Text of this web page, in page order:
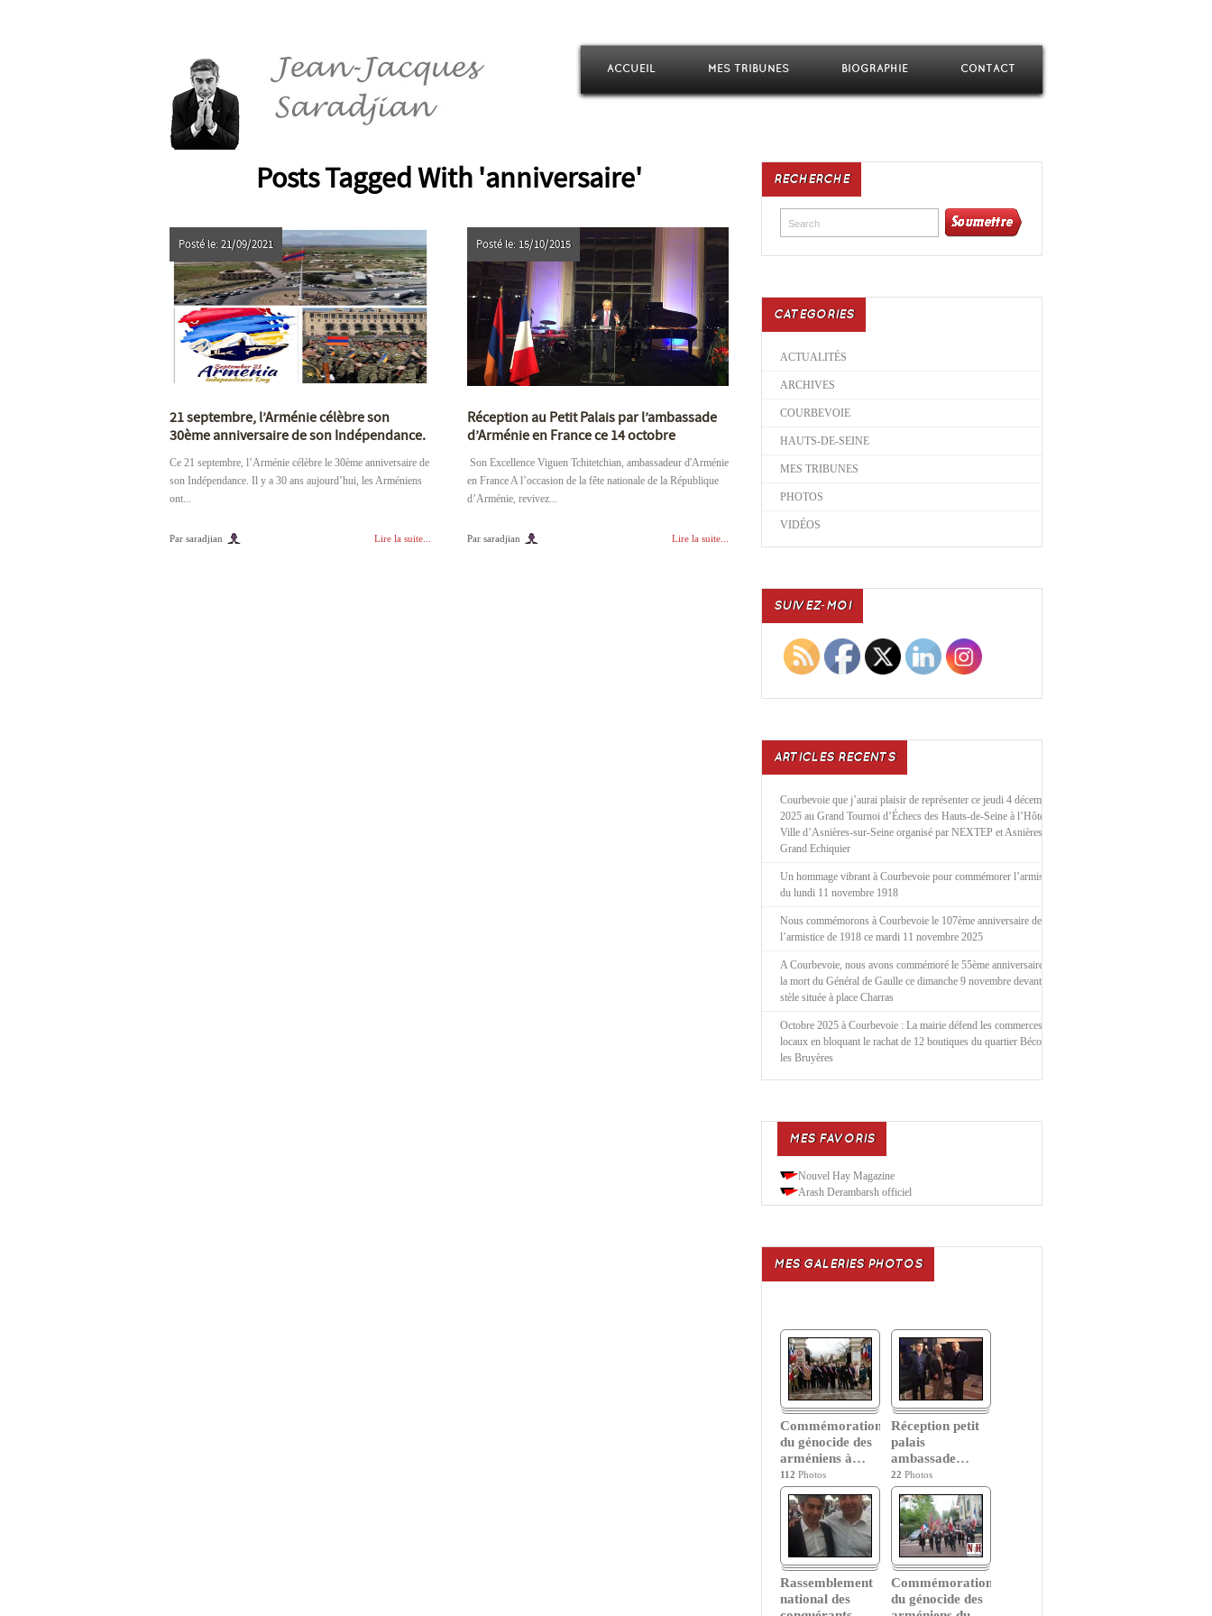
ACCUEIL MES TRIBUNES BIOGRAPHIE CONTACT
Posts Tagged With 'anniversaire'
Posté le: 21/09/2021
21 septembre, l’Arménie célèbre son
30ème anniversaire de son Indépendance.
Ce 21 septembre, l’Arménie célèbre le 30ème anniversaire de
son Indépendance. Il y a 30 ans aujourd’hui, les Arméniens
ont...
Par saradjian Lire la suite...
Posté le: 15/10/2015
Réception au Petit Palais par l’ambassade
d’Arménie en France ce 14 octobre
Son Excellence Viguen Tchitetchian, ambassadeur d'Arménie
en France A l’occasion de la fête nationale de la République
d’Arménie, revivez...
Par saradjian Lire la suite...
RECHERCHE
CATEGORIES
ACTUALITÉS
ARCHIVES
COURBEVOIE
HAUTS-DE-SEINE
MES TRIBUNES
PHOTOS
VIDÉOS
SUIVEZ-MOI
ARTICLES RECENTS
Courbevoie que j’aurai plaisir de représenter ce jeudi 4 décembre
2025 au Grand Tournoi d’Échecs des Hauts-de-Seine à l’Hôtel de
Ville d’Asnières-sur-Seine organisé par NEXTEP et Asnières le
Grand Echiquier
Un hommage vibrant à Courbevoie pour commémorer l’armistice
du lundi 11 novembre 1918
Nous commémorons à Courbevoie le 107ème anniversaire de
l’armistice de 1918 ce mardi 11 novembre 2025
A Courbevoie, nous avons commémoré le 55ème anniversaire de
la mort du Général de Gaulle ce dimanche 9 novembre devant la
stèle située à place Charras
Octobre 2025 à Courbevoie : La mairie défend les commerces
locaux en bloquant le rachat de 12 boutiques du quartier Bécon
les Bruyères
MES FAVORIS
Nouvel Hay Magazine
Arash Derambarsh officiel
MES GALERIES PHOTOS
Commémoration
du génocide des
arméniens à…
112 Photos
Réception petit
palais
ambassade…
22 Photos
Rassemblement
national des
Commémoration
du génocide des